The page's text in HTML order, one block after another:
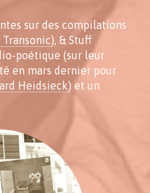
sur des compilations
Transonic), & Stuff
poétique (sur leur
en mars dernier pour
Heidsieck) et un